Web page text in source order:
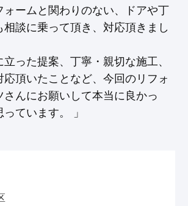
ォームと関わりのない、ドアや丁
談に乗って頂き、対応頂きまし
った提案、丁寧・親切な施工、
応頂いたことなど、今回のリフォ
さんにお願いして本当に良かっ
ています。 」